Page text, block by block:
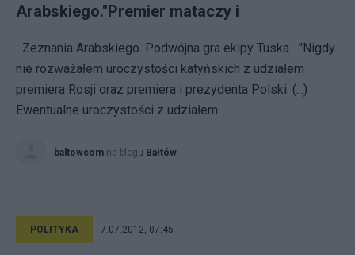
Arabskiego."Premier mataczy i
Zeznania Arabskiego. Podwójna gra ekipy Tuska "Nigdy
nie rozważałem uroczystości katyńskich z udziałem
premiera Rosji oraz premiera i prezydenta Polski. (...)
Ewentualne uroczystości z udziałem...
baltowcom na blogu Bałtów
POLITYKA 7.07.2012, 07:45